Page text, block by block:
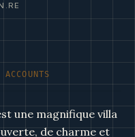
une magnifique villa
de charme et